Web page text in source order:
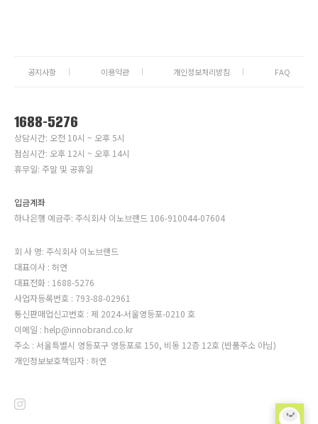
공지사항 이용약관 개인정보처리방침 FAQ
1688-5276
상담시간: 오전 10시 ~ 오후 5시
점심시간: 오후 12시 ~ 오후 14시
휴무일: 주말 및 공휴일
입금계좌
하나은행 예금주: 주식회사 이노브랜드 106-910044-07604
회 사 명: 주식회사 이노브랜드
대표이사 : 허연
대표전화 : 1688-5276
사업자등록번호 : 793-88-02961
통신판매업신고번호 : 제 2024-서울영등포-0210 호
이메일 : help@innobrand.co.kr
주소 : 서울특별시 영등포구 영등포로 150, 비동 12층 12호 (반품주소 아님)
개인정보보호책임자 : 허연